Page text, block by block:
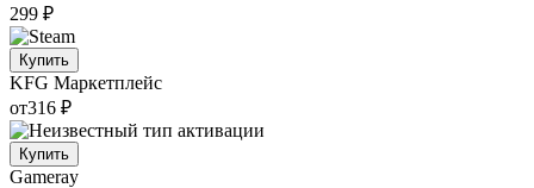
299 ₽
Купить
KFG Маркетплейс
от316 ₽
Купить
Gameray